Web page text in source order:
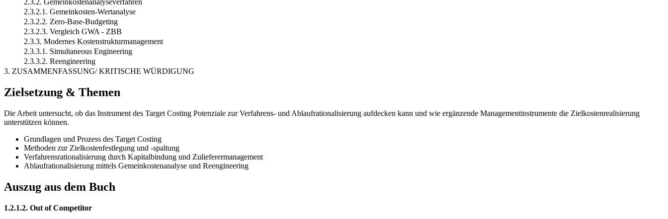
2.3.2. Gemeinkostenanalyseverfahren
2.3.2.1. Gemeinkosten-Wertanalyse
2.3.2.2. Zero-Base-Budgeting
2.3.2.3. Vergleich GWA - ZBB
2.3.3. Modernes Kostenstrukturmanagement
2.3.3.1. Simultaneous Engineering
2.3.3.2. Reengineering
3. ZUSAMMENFASSUNG/ KRITISCHE WÜRDIGUNG
Zielsetzung & Themen
Die Arbeit untersucht, ob das Instrument des Target Costing Potenziale zur Verfahrens- und Ablaufrationalisierung aufdecken kann und wie ergänzende Managementinstrumente die Zielkostenrealisierung
unterstützen können.
Grundlagen und Prozess des Target Costing
Methoden zur Zielkostenfestlegung und -spaltung
Verfahrensrationalisierung durch Kapitalbindung und Zulieferermanagement
Ablaufrationalisierung mittels Gemeinkostenanalyse und Reengineering
Auszug aus dem Buch
1.2.1.2. Out of Competitor